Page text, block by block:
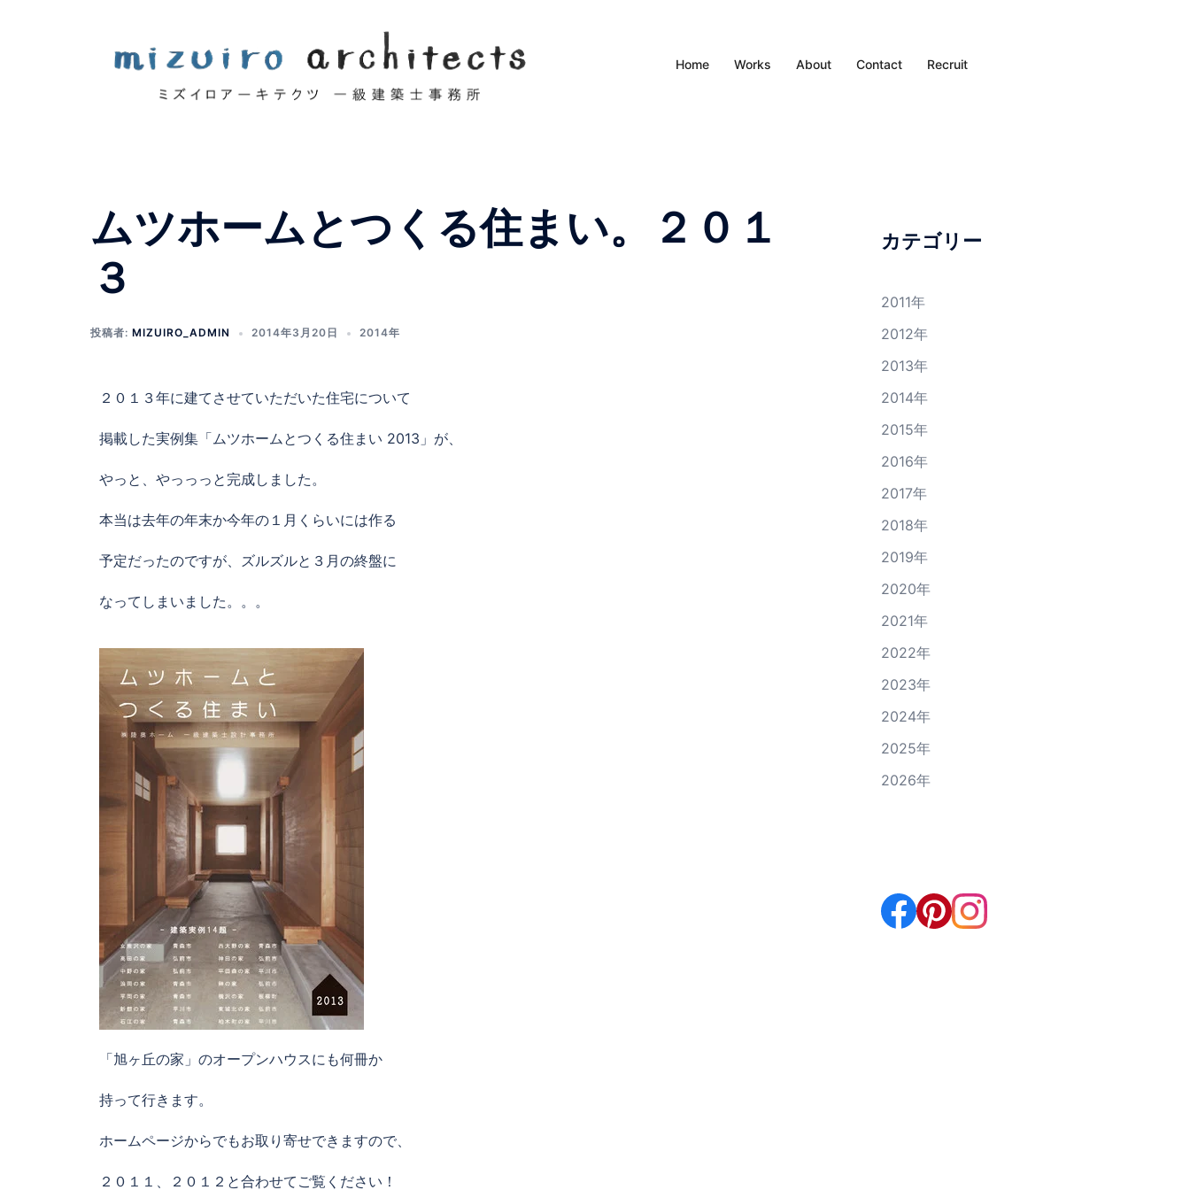
Home Works About Contact Recruit
ムツホームとつくる住まい。２０１
３
投稿者: MIZUIRO_ADMIN 2014年3月20日 2014年
２０１３年に建てさせていただいた住宅について
掲載した実例集「ムツホームとつくる住まい 2013」が、
やっと、やっっっと完成しました。
本当は去年の年末か今年の１月くらいには作る
予定だったのですが、ズルズルと３月の終盤に
なってしまいました。。。
「旭ヶ丘の家」のオープンハウスにも何冊か
持って行きます。
ホームページからでもお取り寄せできますので、
２０１１、２０１２と合わせてご覧ください！
カテゴリー
2011年
2012年
2013年
2014年
2015年
2016年
2017年
2018年
2019年
2020年
2021年
2022年
2023年
2024年
2025年
2026年